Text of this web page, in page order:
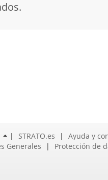
| STRATO.es | Ayuda y
Generales
| Protección de